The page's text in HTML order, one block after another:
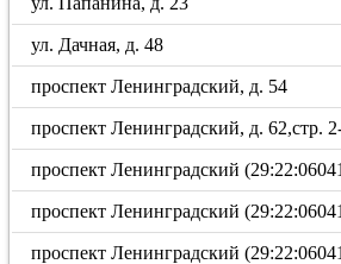
ул. Дачная, д. 48
проспект Ленинградский, д. 54
проспект Ленинградский, д. 62,стр.
проспект Ленинградский
проспект Ленинградский
проспект Ленинградский